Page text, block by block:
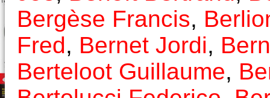
Bergèse Francis,
Fred, Bernet Jordi,
Berteloot Guillaume,